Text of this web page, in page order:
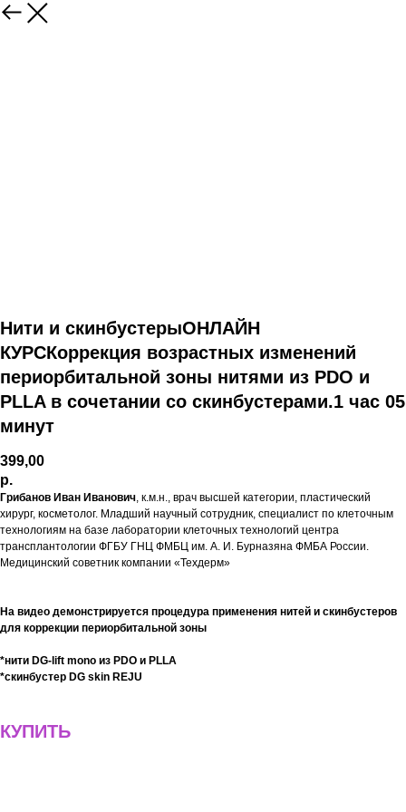
Нити и скинбустерыОНЛАЙН
КУРСКоррекция возрастных изменений
периорбитальной зоны нитями из PDO и
PLLA в сочетании со скинбустерами.1 час 05
минут
399,00
р.
Грибанов Иван Иванович , к.м.н., врач высшей категории, пластический
хирург, косметолог. Младший научный сотрудник, специалист по клеточным
технологиям на базе лаборатории клеточных технологий центра
трансплантологии ФГБУ ГНЦ ФМБЦ им. А. И. Бурназяна ФМБА России.
Медицинский советник компании «Техдерм»
На видео демонстрируется процедура применения нитей и скинбустеров
для коррекции периорбитальной зоны
*нити DG-lift mono из PDO и PLLA
*скинбустер DG skin REJU
КУПИТЬ